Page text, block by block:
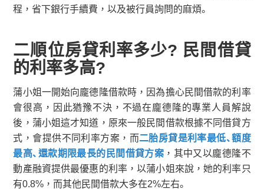
程，省下銀行手續費，以及被行員詢問的麻煩。
二順位房貸利率多少? 民間借貸
的利率多高?
蒲小姐一開始向龐德隆借款時，因為擔心民間借款的利率
會很高，因此猶豫不決，不過在龐德隆的專業人員解說
後，蒲小姐這才知道，原來一般民間借款根據不同借貸方
式，會提供不同利率方案，而二胎房貸是利率最低、額度
最高、還款期限最長的民間借貸方案 ，其中又以龐德隆不
動產融資提供最優惠的利率，以蒲小姐來說，她的利率只
有0.8%，而其他民間借款大多在2%左右。